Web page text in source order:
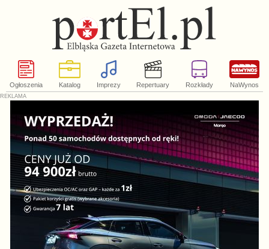
Ogłoszenia Katalog Imprezy Repertuary Rozkłady NaWynos